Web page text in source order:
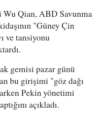
Wu Qian, ABD Savunma
"Güney Çin
ve tansiyonu
gemisi pazar günü
bu girişimi "göz dağı
Pekin yönetimi
açıkladı.